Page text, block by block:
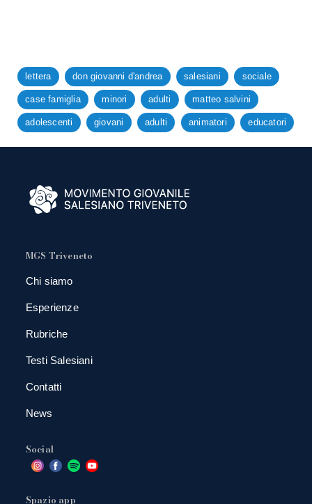
lettera don giovanni d'andrea salesiani sociale
case famiglia minori adulti matteo salvini
adolescenti giovani adulti animatori educatori
MGS Triveneto
Chi siamo
Esperienze
Rubriche
Testi Salesiani
Contatti
News
Social
Spazio app